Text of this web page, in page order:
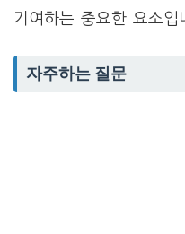
기여하는 중요한 요소입
자주하는 질문